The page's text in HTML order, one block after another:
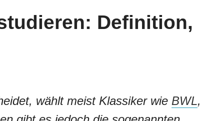
Definition,
wählt meist Klassiker wie BWL,